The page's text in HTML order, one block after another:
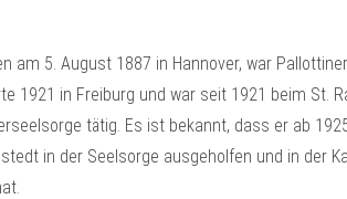
am 5. August 1887 in Hannover, war
1921 in Freiburg und war seit 1921 beim St.
tätig. Es ist bekannt, dass er ab
in der Seelsorge ausgeholfen und in der